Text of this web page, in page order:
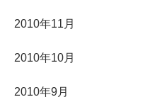
2010年11月
2010年10月
2010年9月